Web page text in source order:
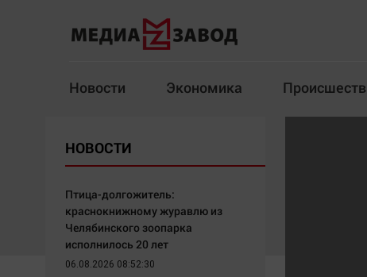
Новости Экономика
Здоровье
Архив
НОВОСТИ
Птица-долгожитель:
краснокнижному журавлю из
Челябинского зоопарка
исполнилось 20 лет
06.08.2026 08:52:30